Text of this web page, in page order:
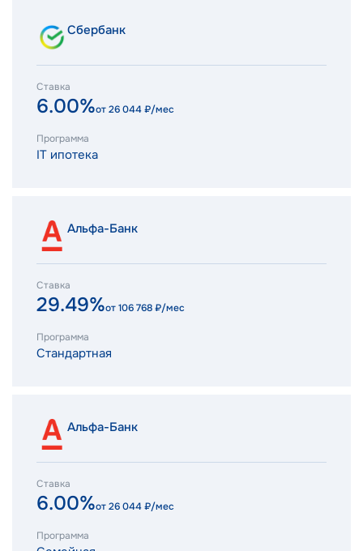
Сбербанк
Ставка
6.00%от26 044₽/мес
Программа
IT ипотека
Альфа-Банк
Ставка
29.49%от106 768₽/мес
Программа
Стандартная
Альфа-Банк
Ставка
6.00%от26 044₽/мес
Программа